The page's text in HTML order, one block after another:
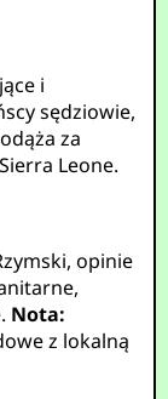
i
sędziowie,
za
Leone.
opinie
Nota:
z lokalną